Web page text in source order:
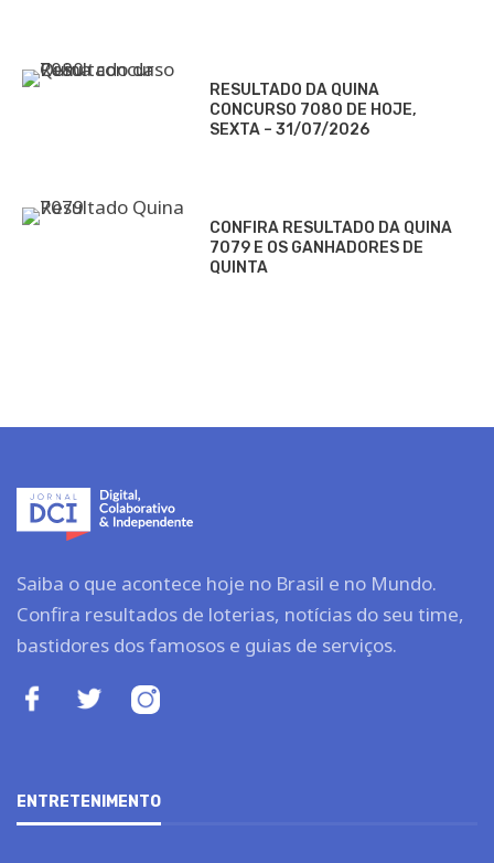
RESULTADO DA QUINA
CONCURSO 7080 DE HOJE,
SEXTA – 31/07/2026
CONFIRA RESULTADO DA QUINA
7079 E OS GANHADORES DE
QUINTA
Saiba o que acontece hoje no Brasil e no Mundo.
Confira resultados de loterias, notícias do seu time,
bastidores dos famosos e guias de serviços.
ENTRETENIMENTO